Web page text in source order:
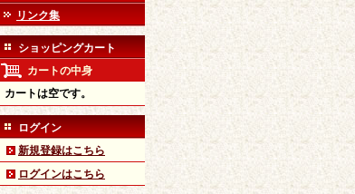
リンク集
ショッピングカート
カートの中身
カートは空です。
ログイン
新規登録はこちら
ログインはこちら